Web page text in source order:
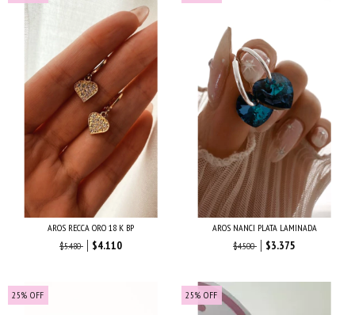
AROS RECCA ORO 18 K BP
$5.480
$4.110
AROS NANCI PLATA LAMINADA
$4.500
$3.375
25% OFF 25% OFF